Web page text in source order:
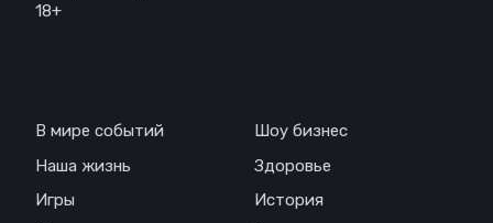
18+
В мире событий
Наша жизнь
Игры
Шоу бизнес
Здоровье
История